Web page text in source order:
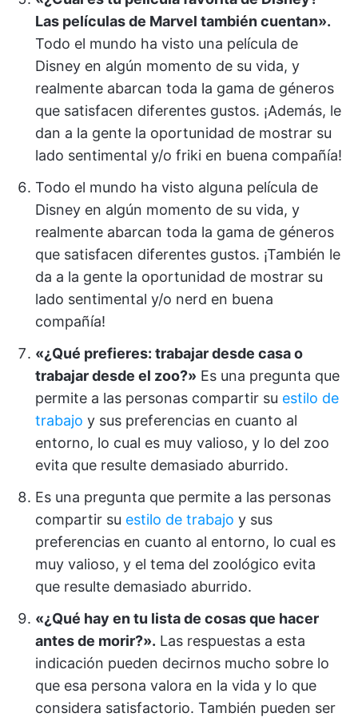
Las películas de Marvel también cuentan».
Todo el mundo ha visto una película de
Disney en algún momento de su vida, y
realmente abarcan toda la gama de géneros
que satisfacen diferentes gustos. ¡Además, le
dan a la gente la oportunidad de mostrar su
lado sentimental y/o friki en buena compañía!
Todo el mundo ha visto alguna película de
Disney en algún momento de su vida, y
realmente abarcan toda la gama de géneros
que satisfacen diferentes gustos. ¡También le
da a la gente la oportunidad de mostrar su
lado sentimental y/o nerd en buena
compañía!
«¿Qué prefieres: trabajar desde casa o
trabajar desde el zoo?» Es una pregunta que
permite a las personas compartir su estilo de
trabajo y sus preferencias en cuanto al
entorno, lo cual es muy valioso, y lo del zoo
evita que resulte demasiado aburrido.
Es una pregunta que permite a las personas
compartir su estilo de trabajo y sus
preferencias en cuanto al entorno, lo cual es
muy valioso, y el tema del zoológico evita
que resulte demasiado aburrido.
«¿Qué hay en tu lista de cosas que hacer
antes de morir?». Las respuestas a esta
indicación pueden decirnos mucho sobre lo
que esa persona valora en la vida y lo que
considera satisfactorio. También pueden ser